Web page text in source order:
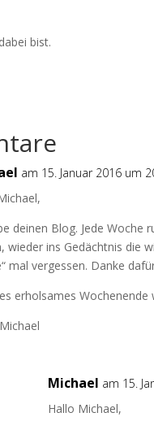
bist.
am 15. Januar 2016 um
deinen Blog. Jede Woche
wieder ins Gedächtnis die
mal vergessen. Danke
erholsames
Michael am 15.
Hallo Michael,